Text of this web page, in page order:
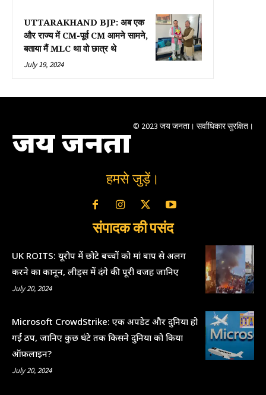
UTTARAKHAND BJP: अब एक
और राज्य में CM-पूर्व CM आमने सामने,
बताया मैं MLC था वो छात्र थे
July 19, 2024
जय जनता © 2023 जय जनता। सर्वाधिकार सुरक्षित।
हमसे जुड़ें।
संपादक की पसंद
UK ROITS: यूरोप में छोटे बच्चों को मां बाप से अलग
करने का कानून, लीड्स में दंगे की पूरी वजह जानिए
July 20, 2024
Microsoft CrowdStrike: एक अपडेट और दुनिया हो
गई ठप, जानिए कुछ घंटे तक किसने दुनिया को किया
ऑफ़लाइन?
July 20, 2024